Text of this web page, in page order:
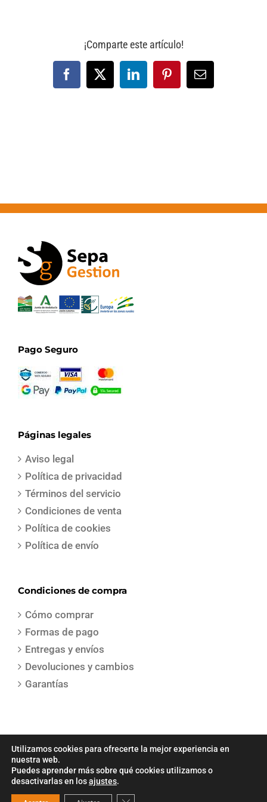
¡Comparte este artículo!
Facebook
X LinkedInPinterestCorreo
electrónico
Pago Seguro
Páginas legales
Aviso legal
Política de privacidad
Términos del servicio
Condiciones de venta
Política de cookies
Política de envío
Condiciones de compra
Cómo comprar
Formas de pago
Entregas y envíos
Devoluciones y cambios
Garantías
COPYRIGHT 2021 | Todos los derechos reservados | Creado por
Utilizamos cookies para ofrecerte la mejor experiencia en
nuestra web.
Puedes aprender más sobre qué cookies utilizamos o
desactivarlas en losajustes.